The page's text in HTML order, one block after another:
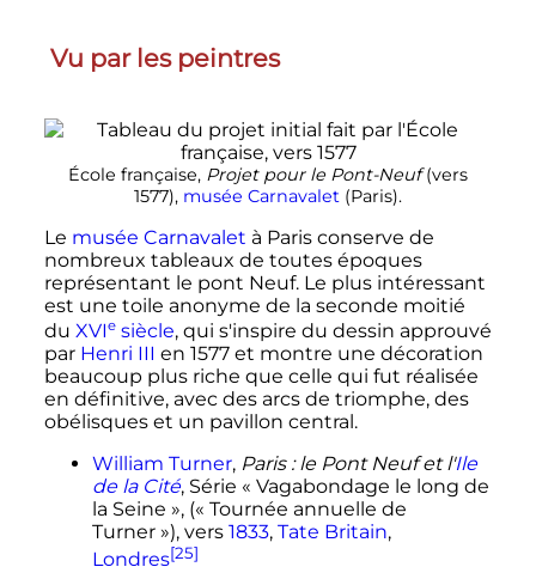
Vu par les peintres
École française, Projet pour le Pont-Neuf(vers
1577), musée Carnavalet (Paris).
Le musée Carnavalet à Paris conserve de
nombreux tableaux de toutes époques
représentant le pont Neuf. Le plus intéressant
est une toile anonyme de la seconde moitié
du XVIesiècle, qui s'inspire du dessin approuvé
par Henri III en 1577 et montre une décoration
beaucoup plus riche que celle qui fut réalisée
en définitive, avec des arcs de triomphe, des
obélisques et un pavillon central.
William Turner, Paris : le Pont Neuf et l'Ile
de la Cité, Série « Vagabondage le long de
la Seine », (« Tournée annuelle de
Turner »), vers 1833, Tate Britain,
Londres[25]